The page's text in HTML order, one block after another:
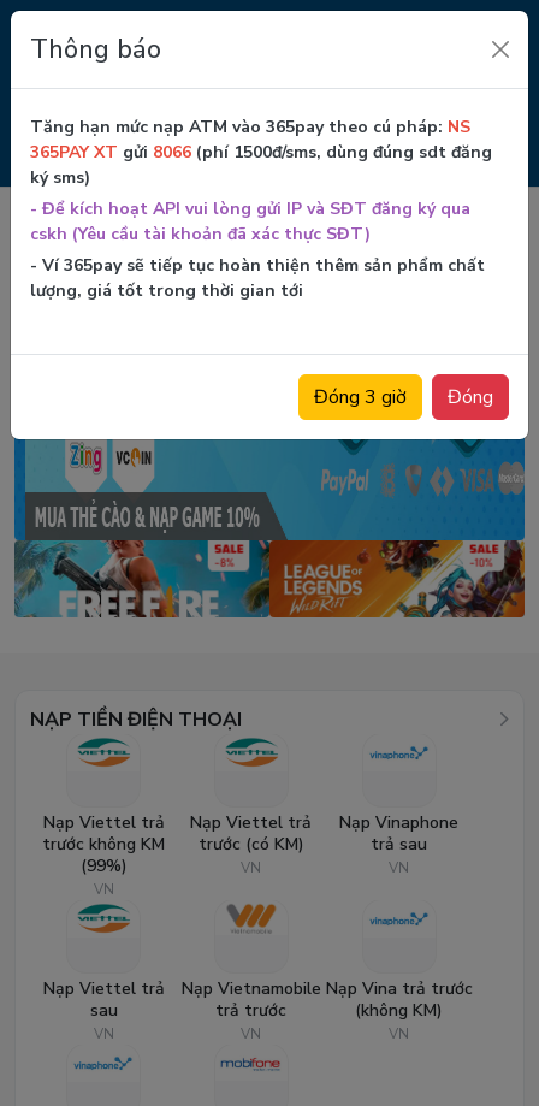
Garena Zing Tài liệu tiếng anh Windows 11 Nạp free fire
NẠP TIỀN ĐIỆN THOẠI
Nạp Viettel trả
trước không KM
(99%)
VN
Nạp Viettel trả
trước (có KM)
VN
Nạp Vinaphone
trả sau
VN
Nạp Viettel trả
sau
VN
Nạp Vietnamobile
trả trước
VN
Nạp Vina trả trước
(không KM)
VN
Thông báo
Tăng hạn mức nạp ATM vào 365pay theo cú pháp: NS
365PAY XT gửi 8066 (phí 1500đ/sms, dùng đúng sdt đăng
ký sms)
- Để kích hoạt API vui lòng gửi IP và SĐT đăng ký qua
cskh (Yêu cầu tài khoản đã xác thực SĐT)
- Ví 365pay sẽ tiếp tục hoàn thiện thêm sản phẩm chất
lượng, giá tốt trong thời gian tới
Đóng 3 giờ Đóng